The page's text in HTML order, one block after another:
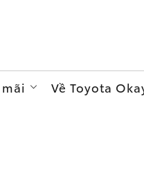
Về Toyota